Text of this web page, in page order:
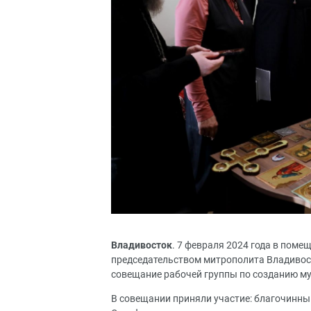
Владивосток. 7 февраля 2024 года в
председательством митрополита
совещание рабочей группы по созданию
В совещании приняли участие: